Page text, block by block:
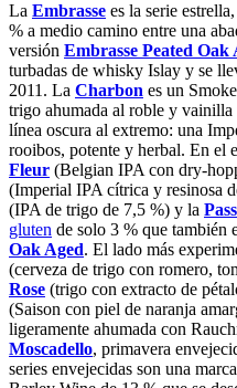
La Embrasse es la serie
% a medio camino entre una
versión Embrasse Peated Oak
turbadas de whisky Islay y se
2011. La Charbon es un
trigo ahumada al roble y vainilla
línea oscura al extremo: una
rooibos, potente y herbal. En el
Fleur (Belgian IPA con dry-
(Imperial IPA cítrica y resinosa
(IPA de trigo de 7,5 %) y la
gluten de solo 3 % que también
Oak Aged. El lado más
(cerveza de trigo con romero,
Rose (trigo con extracto de
(Saison con piel de naranja
ligeramente ahumada con
Moscadello, primavera
series envejecidas son una